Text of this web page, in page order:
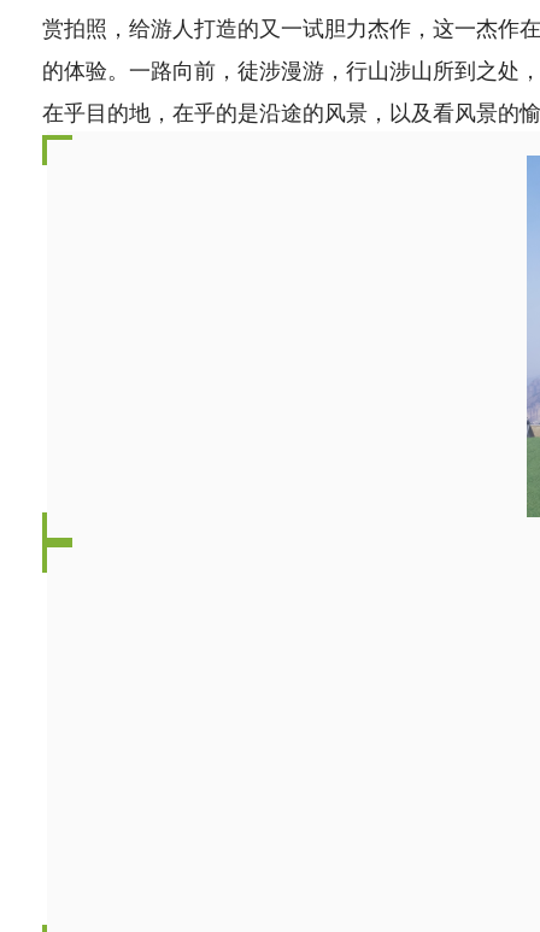
赏拍照，给游人打造的又一试胆力杰作，这一杰作
的体验。一路向前，徒涉漫游，行山涉山所到之处
在乎目的地，在乎的是沿途的风景，以及看风景的